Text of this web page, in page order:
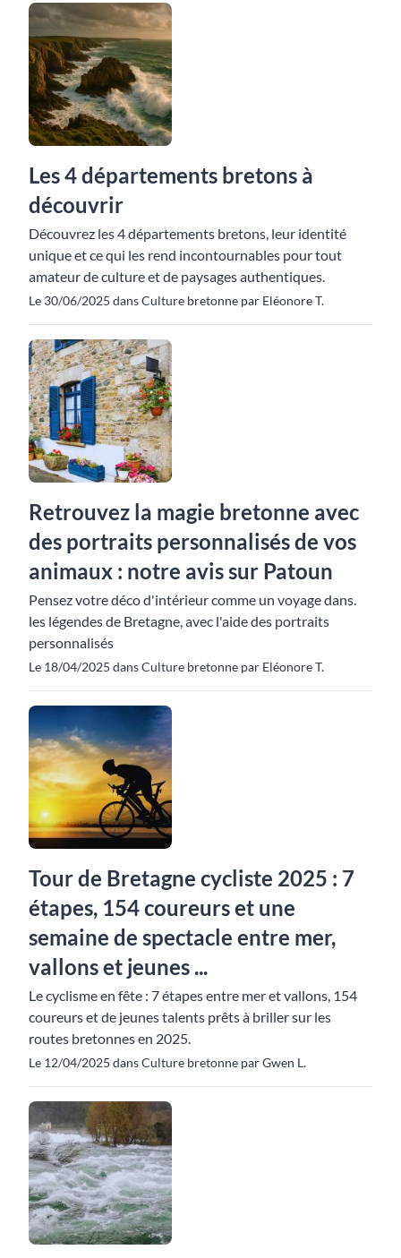
Les 4 départements bretons à
découvrir
Découvrez les 4 départements bretons, leur identité
unique et ce qui les rend incontournables pour tout
amateur de culture et de paysages authentiques.
Le 30/06/2025 dans Culture bretonne par Eléonore T.
Retrouvez la magie bretonne avec
des portraits personnalisés de vos
animaux : notre avis sur Patoun
Pensez votre déco d'intérieur comme un voyage dans.
les légendes de Bretagne, avec l'aide des portraits
personnalisés
Le 18/04/2025 dans Culture bretonne par Eléonore T.
Tour de Bretagne cycliste 2025 : 7
étapes, 154 coureurs et une
semaine de spectacle entre mer,
vallons et jeunes ...
Le cyclisme en fête : 7 étapes entre mer et vallons, 154
coureurs et de jeunes talents prêts à briller sur les
routes bretonnes en 2025.
Le 12/04/2025 dans Culture bretonne par Gwen L.